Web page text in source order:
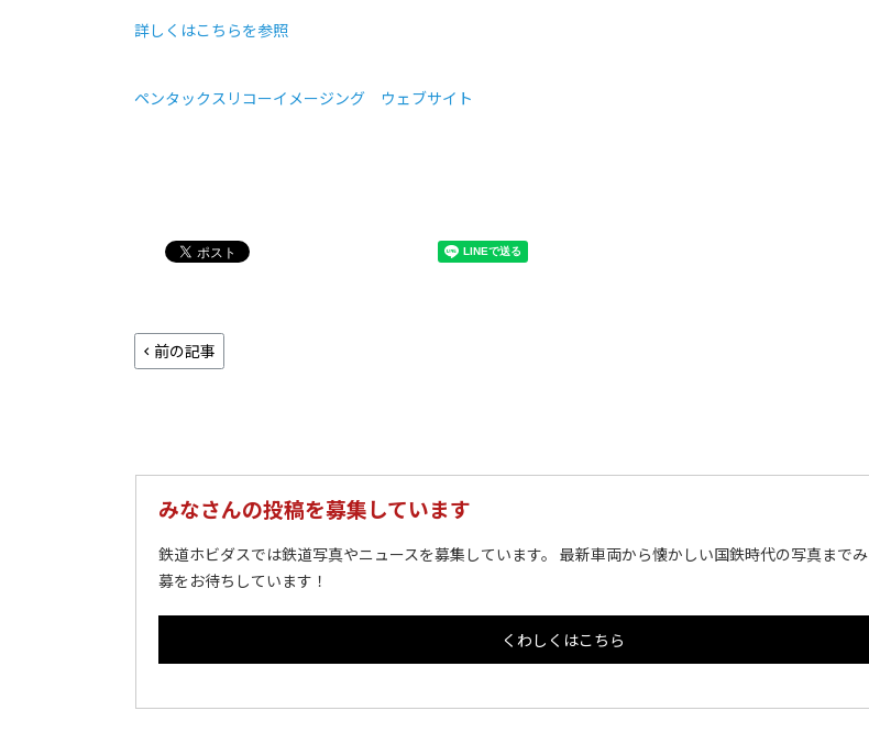
詳しくはこちらを参照
ペンタックスリコーイメージング ウェブサイト
前の記事
みなさんの投稿を募集しています
鉄道ホビダスでは鉄道写真やニュースを募集しています。 最新車両から懐かしい国鉄時代の写真まで
募をお待ちしています！
くわしくはこちら